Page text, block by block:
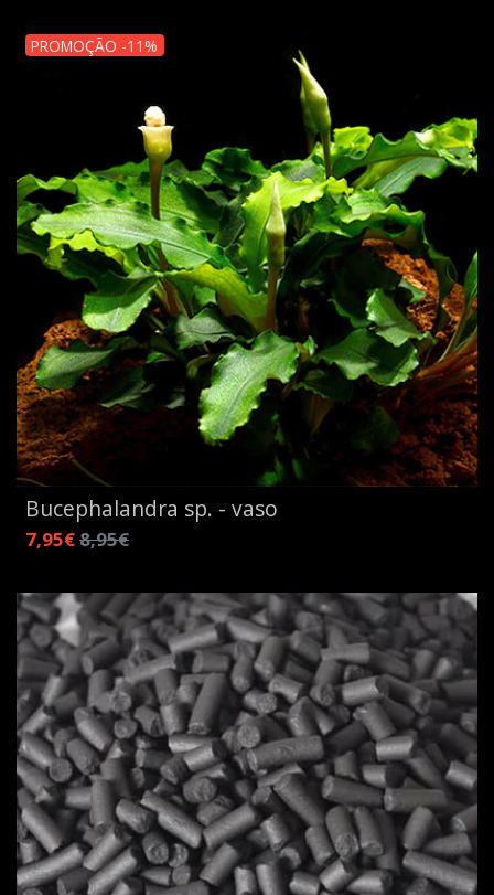
PROMOÇÃO -11%
Bucephalandra sp. - vaso
7,95€8,95€